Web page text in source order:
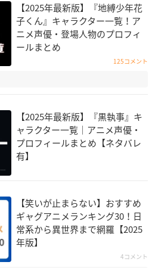
エル・マスター
ライブ【ēlDLI
VE】
ドルー
銀魂 烙陽決戦篇
神楽
【2025年最新版】『地縛少年花
子くん』キャラクター一覧！ア
ニメ声優・登場人物のプロフィ
ールまとめ
125コメント
【2025年最新版】『黒執事』キ
ャラクター一覧｜アニメ声優・
プロフィールまとめ【ネタバレ
有】
【笑いが止まらない】おすすめ
ギャグアニメランキング30！日
常系から異世界まで網羅【2025
年版】
4コメント